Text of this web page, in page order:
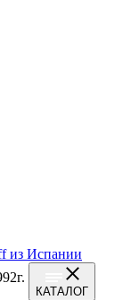
КАТАЛОГ